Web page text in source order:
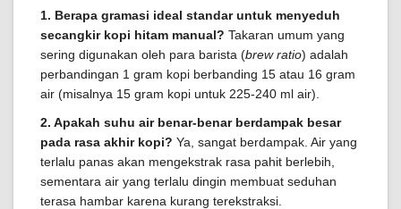
1. Berapa gramasi ideal standar untuk menyeduh
secangkir kopi hitam manual? Takaran umum yang
sering digunakan oleh para barista (brew ratio) adalah
perbandingan 1 gram kopi berbanding 15 atau 16 gram
air (misalnya 15 gram kopi untuk 225-240 ml air).
2. Apakah suhu air benar-benar berdampak besar
pada rasa akhir kopi? Ya, sangat berdampak. Air yang
terlalu panas akan mengekstrak rasa pahit berlebih,
sementara air yang terlalu dingin membuat seduhan
terasa hambar karena kurang terekstraksi.